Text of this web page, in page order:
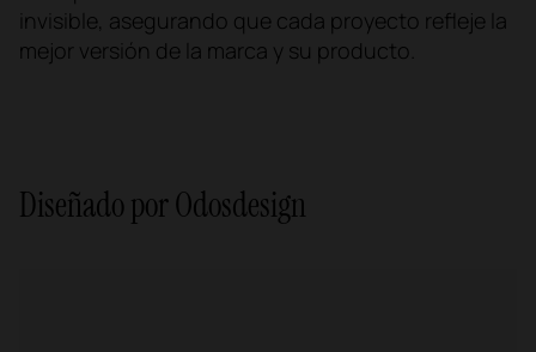
invisible, asegurando que cada proyecto refleje la
mejor versión de la marca y su producto.
Diseñado por Odosdesign